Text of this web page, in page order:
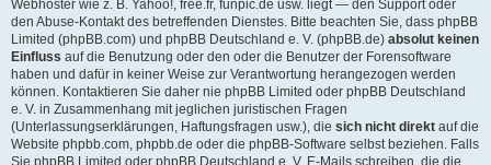
Webhoster wie z. B. Yahoo!, free.fr, funpic.de usw. liegt — den Support oder
den Abuse-Kontakt des betreffenden Dienstes. Bitte beachten Sie, dass phpBB
Limited (phpBB.com) und phpBB Deutschland e. V. (phpBB.de) absolut keinen
Einfluss auf die Benutzung oder den oder die Benutzer der Forensoftware
haben und dafür in keiner Weise zur Verantwortung herangezogen werden
können. Kontaktieren Sie daher nie phpBB Limited oder phpBB Deutschland
e. V. in Zusammenhang mit jeglichen juristischen Fragen
(Unterlassungserklärungen, Haftungsfragen usw.), die sich nicht direkt auf die
Website phpbb.com, phpbb.de oder die phpBB-Software selbst beziehen. Falls
Sie phpBB Limited oder phpBB Deutschland e. V. E-Mails schreiben, die die